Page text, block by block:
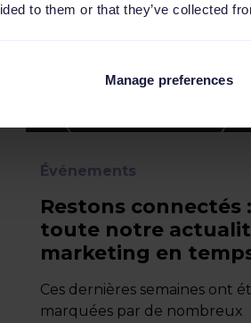
to them or that they’ve collected
Manage preferences
Événements
Restons connectés :
toute notre
marketing en
Ces dernières semaines ont
marquées par de nombreux